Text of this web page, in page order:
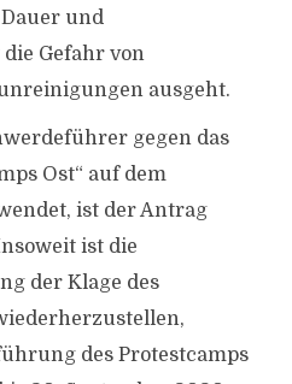
und
Gefahr von
ausgeht.
gegen das
Ost“ auf dem
ist der Antrag
ist die
der Klage des
des Protestcamps